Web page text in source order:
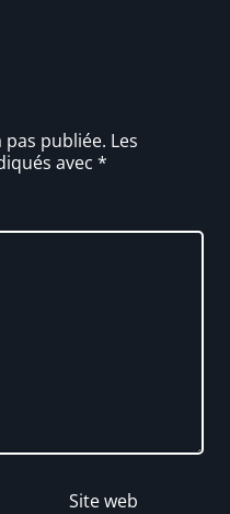
pas publiée. Les
avec *
Site web